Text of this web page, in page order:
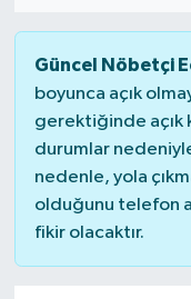
Güncel Nöbetçi
boyunca açık
gerektiğinde açık
durumlar
nedenle, yola
olduğunu telefon
fikir olacaktır.